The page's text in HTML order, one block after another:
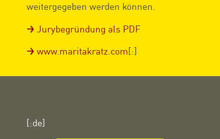
weitergegeben werden können.
Jurybegründung als PDF
www.maritakratz.com[:]
[:de]